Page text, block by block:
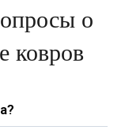
о
ковров